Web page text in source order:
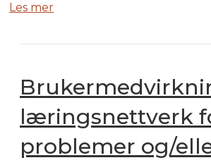
Les mer
læringsnettverk
problemer og/